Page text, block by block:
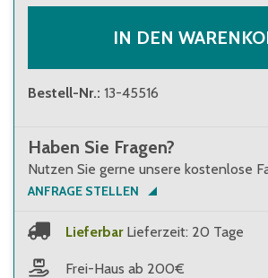
IN DEN
Bestell-Nr.: 13-45516
Haben Sie Fragen?
Nutzen Sie gerne unsere kostenlose
ANFRAGE STELLEN
Lieferbar Lieferzeit: 20 Tage
Frei-Haus ab 200€